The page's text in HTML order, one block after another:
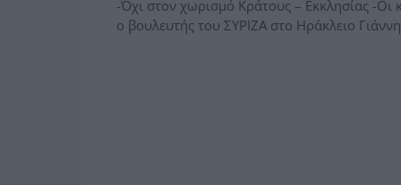
-Όχι στον χωρισμό Κράτους – Εκκλησίας -Οι
ο βουλευτής του ΣΥΡΙΖΑ στο Ηράκλειο